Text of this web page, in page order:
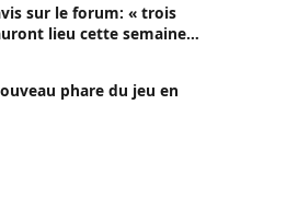
sur le forum: « trois
lieu cette semaine à
phare du jeu en